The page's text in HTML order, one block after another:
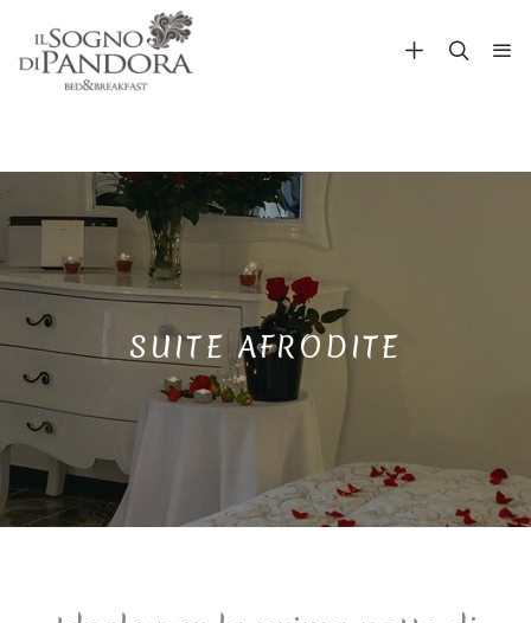
SUITE AFRODITE